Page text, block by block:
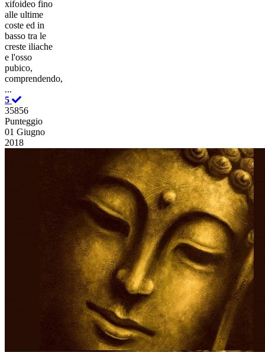
xifoideo fino
alle ultime
coste ed in
basso tra le
creste iliache
e l'osso
pubico,
comprendendo,
...
5
35856
Punteggio
01 Giugno
2018